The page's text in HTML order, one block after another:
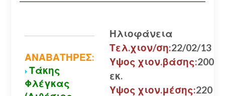
ΑΝΑΒΑΤΗΡΕΣ:
Τάκης
Φλέγκας
Ηλιοφάνεια
Τελ.χιον/ση:22/02/13
Υψος χιον.βάσης:200
εκ.
Υψος χιον.μέσης:220